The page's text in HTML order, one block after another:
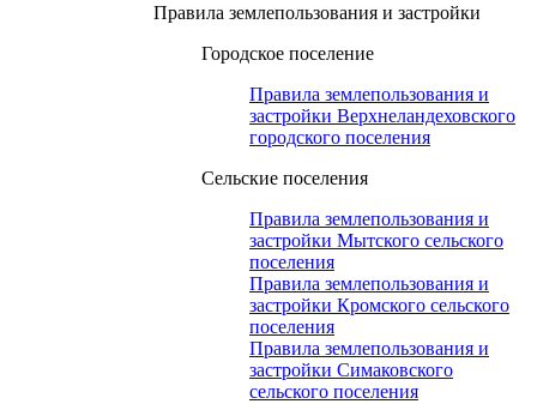
Правила землепользования и застройки
Городское поселение
Правила землепользования и
застройки Верхнеландеховского
городского поселения
Сельские поселения
Правила землепользования и
застройки Мытского сельского
поселения
Правила землепользования и
застройки Кромского сельского
поселения
Правила землепользования и
застройки Симаковского
сельского поселения